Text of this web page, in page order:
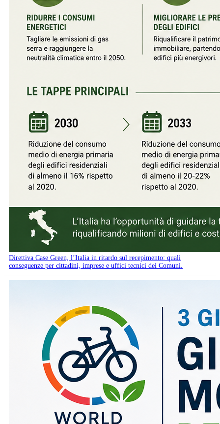
Direttiva Case Green, l’Italia in ritardo sul recepimento: quali
conseguenze per cittadini, imprese e uffici tecnici dei Comuni.